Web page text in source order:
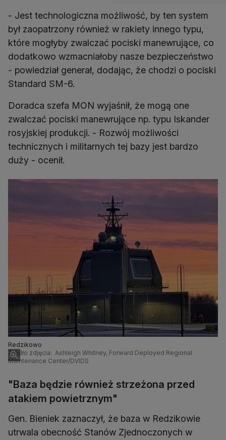
- Jest technologiczna możliwość, by ten system
był zaopatrzony również w rakiety innego typu,
które mogłyby zwalczać pociski manewrujące, co
dodatkowo wzmacniałoby nasze bezpieczeństwo
- powiedział generał, dodając, że chodzi o pociski
Standard SM-6.
Doradca szefa MON wyjaśnił, że mogą one
zwalczać pociski manewrujące np. typu Iskander
rosyjskiej produkcji. - Rozwój możliwości
technicznych i militarnych tej bazy jest bardzo
duży - ocenił.
Redzikowo
Źródło zdjęcia: Ashleigh Whitney, Forward Deployed Regional
Maintenance Center/DVIDS
"Baza będzie również strzeżona przed
atakiem powietrznym"
Gen. Bieniek zaznaczył, że baza w Redzikowie
utrwala obecność Stanów Zjednoczonych w